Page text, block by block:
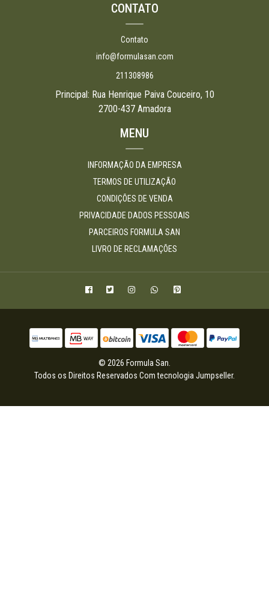
CONTATO
Contato
info@formulasan.com
211308986
Principal: Rua Henrique Paiva Couceiro, 10
2700-437 Amadora
MENU
INFORMAÇÃO DA EMPRESA
TERMOS DE UTILIZAÇÃO
CONDIÇÕES DE VENDA
PRIVACIDADE DADOS PESSOAIS
PARCEIROS FORMULA SAN
LIVRO DE RECLAMAÇÕES
© 2026 Formula San.
Todos os Direitos Reservados Com tecnologia Jumpseller.